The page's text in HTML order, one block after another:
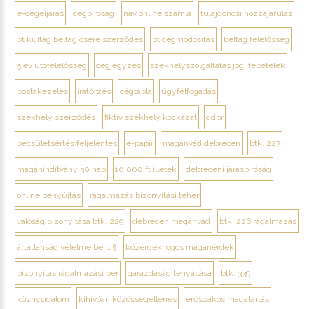
e-cégeljárás cégbíróság nav online számla tulajdonosi hozzájárulás
bt kültag beltag csere szerződés bt cégmódosítás beltag felelősség
5 év utófelelősség cégjegyzés székhelyszolgáltatás jogi feltételek
postakezelés iratőrzés cégtábla ügyfélfogadás
székhely szerződés fiktív székhely kockázat gdpr
becsületsértés feljelentés e-papír magánvád debrecen btk. 227
magánindítvány 30 nap 10 000 ft illeték debreceni járásbíróság
online benyújtás rágalmazás bizonyítási teher
valóság bizonyítása btk. 229 debrecen magánvád btk. 226 rágalmazás
ártatlanság vélelme be. 1 § közérdek jogos magánérdek
bizonyítás rágalmazási per garázdaság tényállása btk. 339
köznyugalom kihívóan közösségellenes erőszakos magatartás